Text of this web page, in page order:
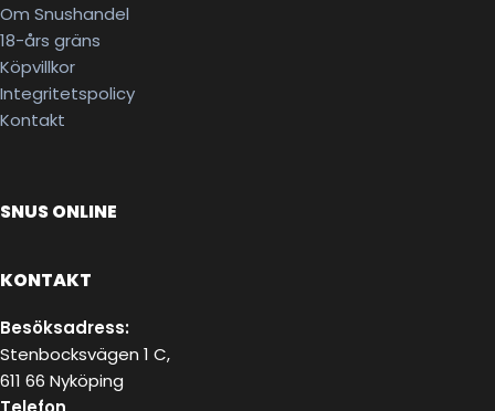
Om Snushandel
18-års gräns
Köpvillkor
Integritetspolicy
Kontakt
SNUS ONLINE
KONTAKT
Besöksadress:
Stenbocksvägen 1 C,
611 66 Nyköping